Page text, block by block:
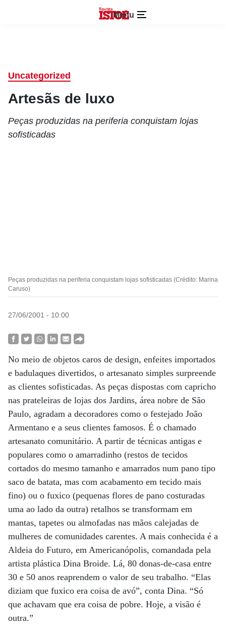
Menu
Uncategorized
Artesãs de luxo
Peças produzidas na periferia conquistam lojas
sofisticadas
Peças produzidas na periferia conquistam lojas sofisticadas (Crédito: Marina
Caruso)
27/06/2001 - 10:00
No meio de objetos caros de design, enfeites importados
e badulaques divertidos, o artesanato simples surpreende
as clientes sofisticadas. As peças dispostas com capricho
nas prateleiras de lojas dos Jardins, área nobre de São
Paulo, agradam a decoradores como o festejado João
Armentano e a seus clientes famosos. É o chamado
artesanato comunitário. A partir de técnicas antigas e
populares como o amarradinho (restos de tecidos
cortados do mesmo tamanho e amarrados num pano tipo
saco de batata, mas com acabamento em tecido mais
fino) ou o fuxico (pequenas flores de pano costuradas
uma ao lado da outra) retalhos se transformam em
mantas, tapetes ou almofadas nas mãos calejadas de
mulheres de comunidades carentes. A mais conhecida é a
Aldeia do Futuro, em Americanópolis, comandada pela
artista plástica Dina Broide. Lá, 80 donas-de-casa entre
30 e 50 anos reaprendem o valor de seu trabalho. “Elas
diziam que fuxico era coisa de avó”, conta Dina. “Só
que achavam que era coisa de pobre. Hoje, a visão é
outra.”